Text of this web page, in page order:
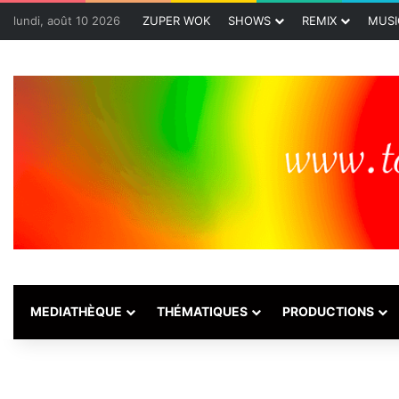
lundi, août 10 2026 ZUPER WOK SHOWS REMIX
MEDIATHÈQUE THÉMATIQUES PRODUCTIONS